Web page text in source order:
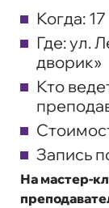
Когда:
Где: ул.
дворик»
Кто
Запись
На мастер-